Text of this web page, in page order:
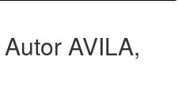
AVILA,